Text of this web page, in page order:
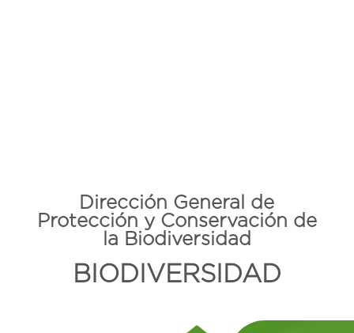
Dirección General de
Protección y Conservación de
la Biodiversidad
BIODIVERSIDAD